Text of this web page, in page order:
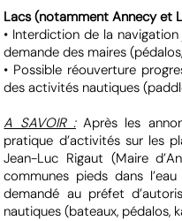
Lacs (notamment Annecy et
• Interdiction de la
demande des maires
• Possible réouverture
des activités nautiques
A SAVOIR :Après les
pratique d’activités sur les
Jean-Luc Rigaut (Maire
communes pieds dans
demandé au préfet
nautiques (bateaux, pédalos,